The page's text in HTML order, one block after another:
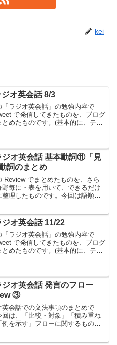
kei
オ英会話 8/3
「ラジオ英会話」の勉強内容で
で発信してきたものを、ブログ
とめたものです。(基本的に、テキ
学習が始まりました。Lesson 83
ジオ英会話 基本動詞⑪「見
詞のまとめ
Review でまとめたものを、さら
野毎に・表を用いて、できるだけ
理したものです。今回は語順の
のポイント」と look, wat...
ジオ英会話 11/22
「ラジオ英会話」の勉強内容で
で発信してきたものを、ブログ
とめたものです。(基本的に、テキ
、形容詞・副詞について勉強をし
Les...
ジオ英会話 発言のフロー
③
英会話での文法事項のまとめで
回は、「比較・対象」「積み重ね
例を示す」フローに関するもので